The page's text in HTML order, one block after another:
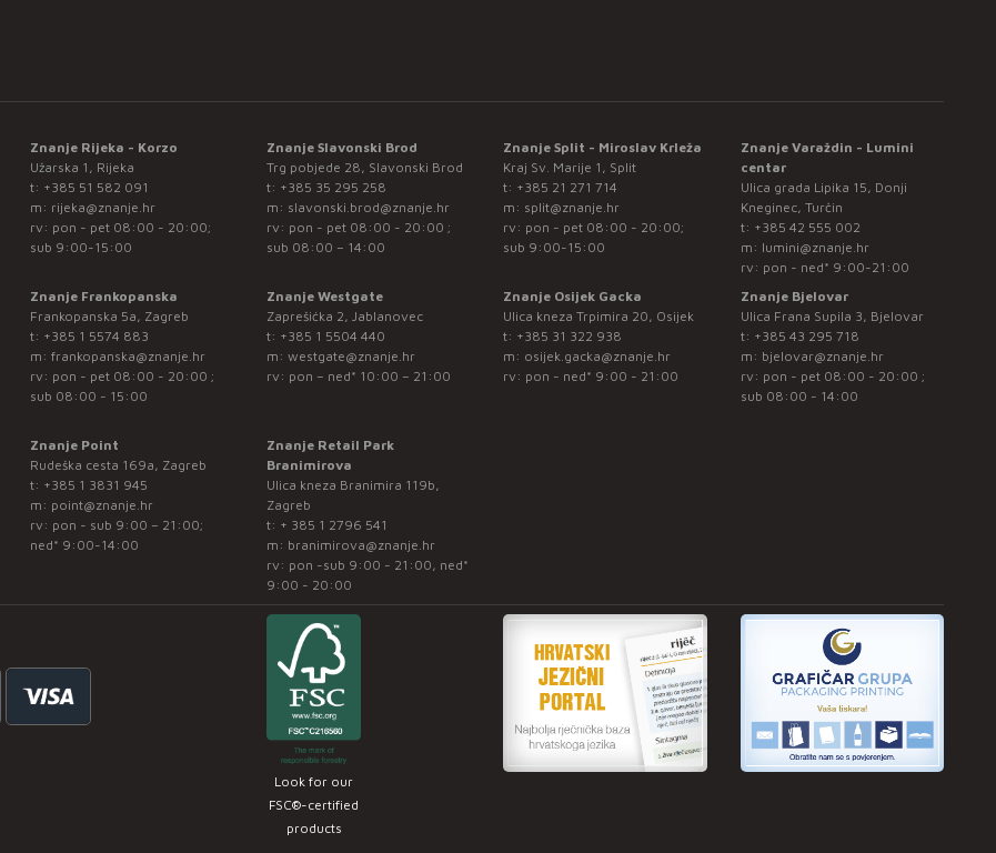
Znanje Rijeka - Korzo
Užarska 1, Rijeka
t: +385 51 582 091
m: rijeka@znanje.hr
rv: pon - pet 08:00 - 20:00;
sub 9:00-15:00
Znanje Slavonski Brod
Trg pobjede 28, Slavonski Brod
t: +385 35 295 258
m: slavonski.brod@znanje.hr
rv: pon - pet 08:00 - 20:00 ;
sub 08:00 – 14:00
Znanje Split - Miroslav Krleža
Kraj Sv. Marije 1, Split
t: +385 21 271 714
m: split@znanje.hr
rv: pon - pet 08:00 - 20:00;
sub 9:00-15:00
Znanje Varaždin - Lumini
centar
Ulica grada Lipika 15, Donji
Kneginec, Turčin
t: +385 42 555 002
m: lumini@znanje.hr
rv: pon - ned* 9:00-21:00
Znanje Frankopanska
Frankopanska 5a, Zagreb
t: +385 1 5574 883
m: frankopanska@znanje.hr
rv: pon - pet 08:00 - 20:00 ;
sub 08:00 - 15:00
Znanje Westgate
Zaprešićka 2, Jablanovec
t: +385 1 5504 440
m: westgate@znanje.hr
rv: pon – ned* 10:00 – 21:00
Znanje Osijek Gacka
Ulica kneza Trpimira 20, Osijek
t: +385 31 322 938
m: osijek.gacka@znanje.hr
rv: pon - ned* 9:00 - 21:00
Znanje Bjelovar
Ulica Frana Supila 3, Bjelovar
t: +385 43 295 718
m: bjelovar@znanje.hr
rv: pon - pet 08:00 - 20:00 ;
sub 08:00 - 14:00
Znanje Point
Rudeška cesta 169a, Zagreb
t: +385 1 3831 945
m: point@znanje.hr
rv: pon - sub 9:00 – 21:00;
ned* 9:00-14:00
Znanje Retail Park
Branimirova
Ulica kneza Branimira 119b,
Zagreb
t: + 385 1 2796 541
m: branimirova@znanje.hr
rv: pon -sub 9:00 - 21:00, ned*
9:00 - 20:00
Look for our
FSC®-certified
products